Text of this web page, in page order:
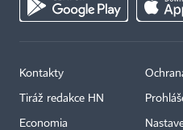
Kontakty
Tiráž redakce HN
Economia